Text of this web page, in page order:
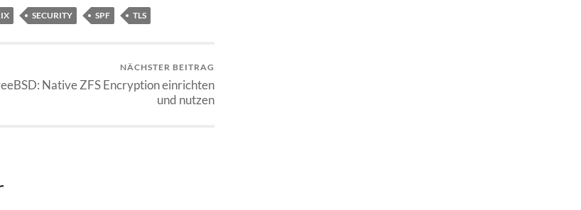
SECURITY SPF TLS
NÄCHSTER BEITRAG
Native ZFS Encryption einrichten
und nutzen